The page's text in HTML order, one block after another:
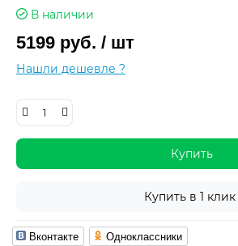
В наличии
5199 руб. / шт
Нашли дешевле ?
Купить
Купить в 1 клик
Вконтакте Одноклассники